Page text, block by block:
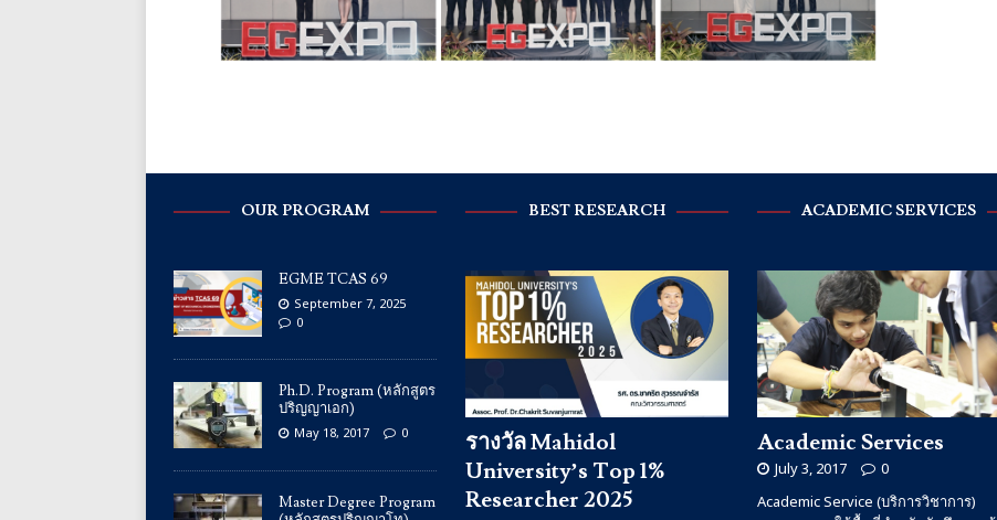
OUR PROGRAM
EGME TCAS 69
September 7, 2025
0
Ph.D. Program (หลักสูตร
ปริญญาเอก)
May 18, 2017 0
Master Degree Program
BEST RESEARCH
รางวัล Mahidol
University’s Top 1%
Researcher 2025
ACADEMIC SERVICES
Academic Services
July 3, 2017
0
Academic Service (บริการวิชาการ)